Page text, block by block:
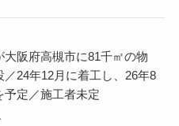
大阪府高槻市に81千㎡の物
／24年12月に着工し、26年8
予定／施工者未定